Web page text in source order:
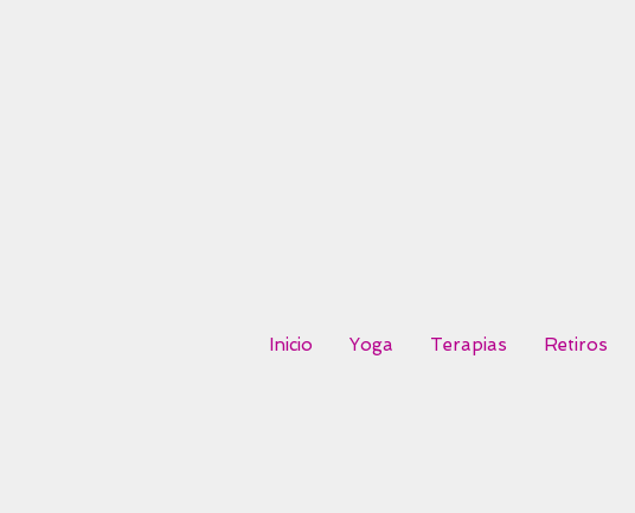
Inicio Yoga Terapias Retiros